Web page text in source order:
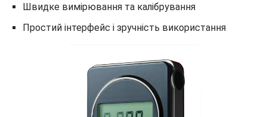
Швидке вимірювання та калібрування
Простий інтерфейс і зручність використання